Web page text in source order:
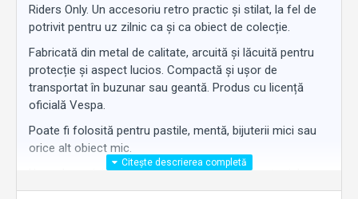
Riders Only. Un accesoriu retro practic și stilat, la fel de
potrivit pentru uz zilnic ca și ca obiect de colecție.
Fabricată din metal de calitate, arcuită și lăcuită pentru
protecție și aspect lucios. Compactă și ușor de
transportat în buzunar sau geantă. Produs cu licență
oficială Vespa.
Poate fi folosită pentru pastile, mentă, bijuterii mici sau
orice alt obiect mic.
Un cadou original pentru orice pasionat de motociclete
Vespa.